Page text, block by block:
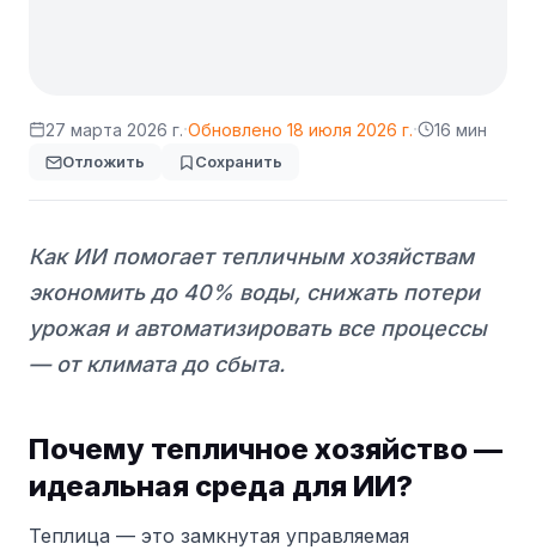
27 марта 2026 г.·Обновлено 18 июля 2026 г.· 16 мин
Отложить Сохранить
Как ИИ помогает тепличным хозяйствам
экономить до 40% воды, снижать потери
урожая и автоматизировать все процессы
— от климата до сбыта.
Почему тепличное хозяйство —
идеальная среда для ИИ?
Теплица — это замкнутая управляемая